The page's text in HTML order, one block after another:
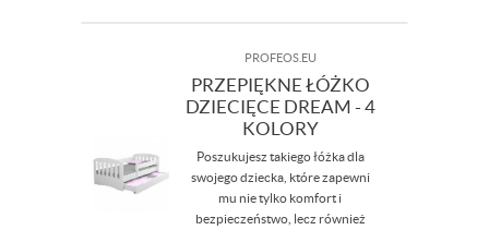
PROFEOS.EU
PRZEPIĘKNE ŁÓŻKO
DZIECIĘCE DREAM - 4
KOLORY
Poszukujesz takiego łóżka dla
swojego dziecka, które zapewni
mu nie tylko komfort i
bezpieczeństwo, lecz również